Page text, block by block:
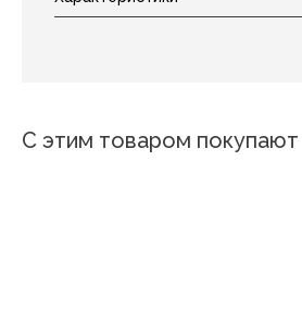
С этим товаром покупают